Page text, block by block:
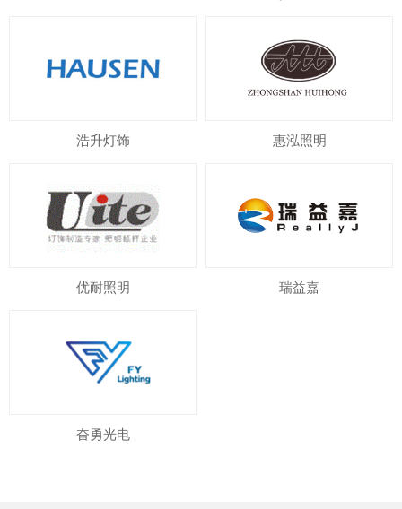
浩升灯饰 惠泓照明
优耐照明 瑞益嘉
奋勇光电